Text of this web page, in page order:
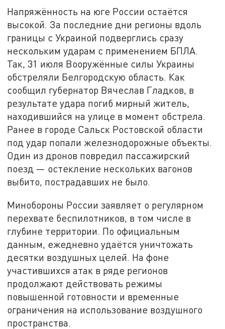
Напряжённость на юге России остаётся
высокой. За последние дни регионы вдоль
границы с Украиной подверглись сразу
нескольким ударам с применением БПЛА.
Так, 31 июля Вооружённые силы Украины
обстреляли Белгородскую область. Как
сообщил губернатор Вячеслав Гладков, в
результате удара погиб мирный житель,
находившийся на улице в момент обстрела.
Ранее в городе Сальск Ростовской области
под удар попали железнодорожные объекты.
Один из дронов повредил пассажирский
поезд — остекление нескольких вагонов
выбито, пострадавших не было.
Минобороны России заявляет о регулярном
перехвате беспилотников, в том числе в
глубине территории. По официальным
данным, ежедневно удаётся уничтожать
десятки воздушных целей. На фоне
участившихся атак в ряде регионов
продолжают действовать режимы
повышенной готовности и временные
ограничения на использование воздушного
пространства.